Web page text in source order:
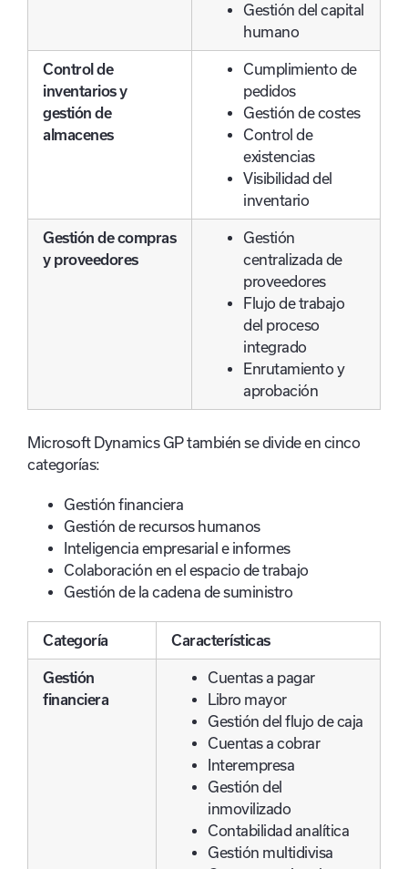
Gestión del capital
humano
Control de
inventarios y
gestión de
almacenes
Cumplimiento de
pedidos
Gestión de costes
Control de
existencias
Visibilidad del
inventario
Gestión de compras
y proveedores
Gestión
centralizada de
proveedores
Flujo de trabajo
del proceso
integrado
Enrutamiento y
aprobación
Microsoft Dynamics GP también se divide en cinco
categorías:
Gestión financiera
Gestión de recursos humanos
Inteligencia empresarial e informes
Colaboración en el espacio de trabajo
Gestión de la cadena de suministro
Categoría Características
Gestión
financiera
Cuentas a pagar
Libro mayor
Gestión del flujo de caja
Cuentas a cobrar
Interempresa
Gestión del
inmovilizado
Contabilidad analítica
Gestión multidivisa